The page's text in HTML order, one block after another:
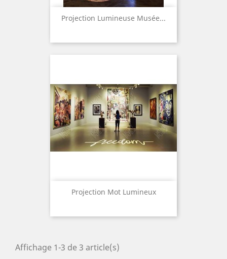
Projection Lumineuse Musée...
Projection Mot Lumineux
Affichage 1-3 de 3 article(s)